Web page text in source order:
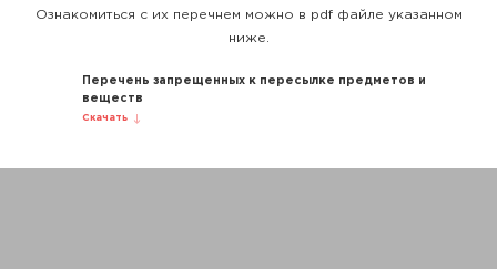
Ознакомиться с их перечнем можно в pdf файле указанном
ниже.
Перечень запрещенных к пересылке предметов и
веществ
Скачать